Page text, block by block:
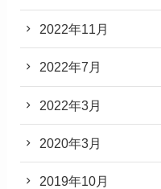
2022年11月
2022年7月
2022年3月
2020年3月
2019年10月